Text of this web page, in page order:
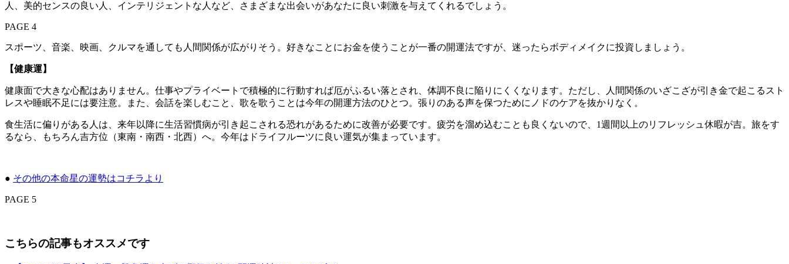
人、美的センスの良い人、インテリジェントな人など、さまざまな出会いがあなたに良い刺激を与えてくれるでしょう。
PAGE 4
スポーツ、音楽、映画、クルマを通しても人間関係が広がりそう。好きなことにお金を使うことが一番の開運法ですが、迷ったらボディメイクに投資しましょう。
【健康運】
健康面で大きな心配はありません。仕事やプライベートで積極的に行動すれば厄がふるい落とされ、体調不良に陥りにくくなります。ただし、人間関係のいざこざが引き金で起こるスト
レスや睡眠不足には要注意。また、会話を楽しむこと、歌を歌うことは今年の開運方法のひとつ。張りのある声を保つためにノドのケアを抜かりなく。
食生活に偏りがある人は、来年以降に生活習慣病が引き起こされる恐れがあるために改善が必要です。疲労を溜め込むことも良くないので、1週間以上のリフレッシュ休暇が吉。旅をす
るなら、もちろん吉方位（東南・南西・北西）へ。今年はドライフルーツに良い運気が集まっています。
● その他の本命星の運勢はコチラより
PAGE 5
こちらの記事もオススメです